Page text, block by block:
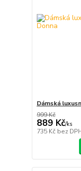
Dámská
999 Kč
889 Kč/ks
735 Kč bez